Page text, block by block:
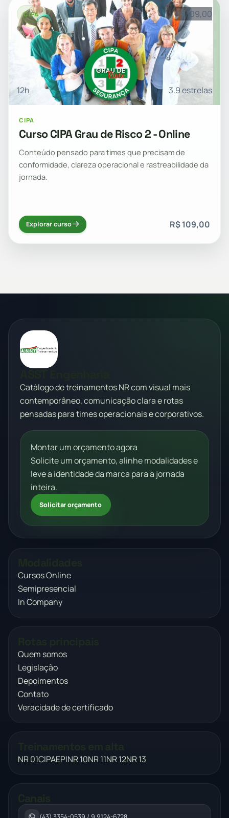
CIPA R$ 109,00
12h 3.9 estrelas
CIPA
Curso CIPA Grau de Risco 2 - Online
Conteúdo pensado para times que precisam de
conformidade, clareza operacional e rastreabilidade da
jornada.
Explorar curso R$ 109,00
Catálogo de treinamentos NR com visual mais
contemporâneo, comunicação clara e rotas
pensadas para times operacionais e corporativos.
Montar um orçamento agora
Solicite um orçamento, alinhe modalidades e
leve a identidade da marca para a jornada
inteira.
Solicitar orçamento
Cursos Online
Semipresencial
In Company
Quem somos
Legislação
Depoimentos
Contato
Veracidade de certificado
NR 01CIPAEPINR 10NR 11NR 12NR 13